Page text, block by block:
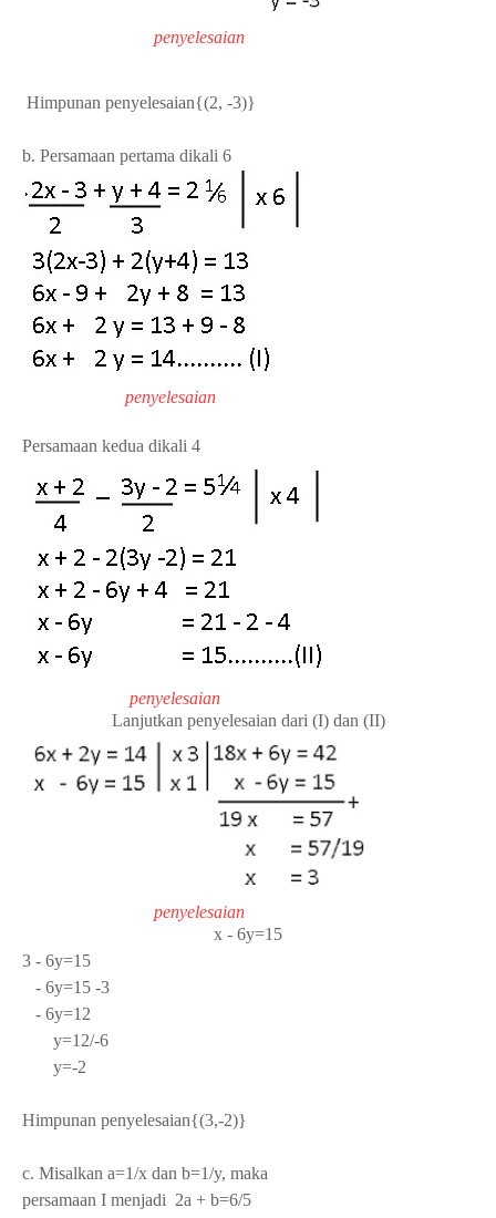
penyelesaian
Himpunan penyelesaian{(2, -3)}
b. Persamaan pertama dikali 6
penyelesaian
Persamaan kedua dikali 4
penyelesaian
Lanjutkan penyelesaian dari (I) dan (II)
penyelesaian
x - 6y=15
3 - 6y=15
- 6y=15 -3
- 6y=12
y=12/-6
y=-2
Himpunan penyelesaian{(3,-2)}
c. Misalkan a=1/x dan b=1/y, maka
persamaan I menjadi 2a + b=6/5